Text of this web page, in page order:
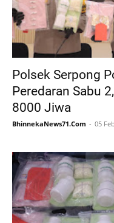
Polsek Serpong
Peredaran Sabu
8000 Jiwa
BhinnekaNews71.Com 05